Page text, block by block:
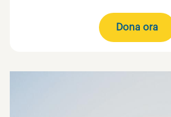
Dona ora